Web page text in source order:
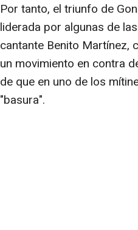
Por tanto, el triunfo de
liderada por algunas de
cantante Benito Martínez,
un movimiento en contra
de que en uno de los
"basura".